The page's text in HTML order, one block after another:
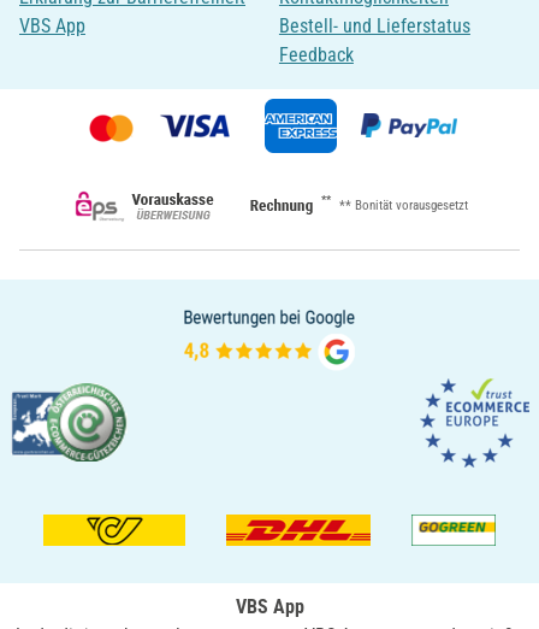
VBS App
Bestell- und Lieferstatus
Feedback
** ** Bonität vorausgesetzt
VBS App